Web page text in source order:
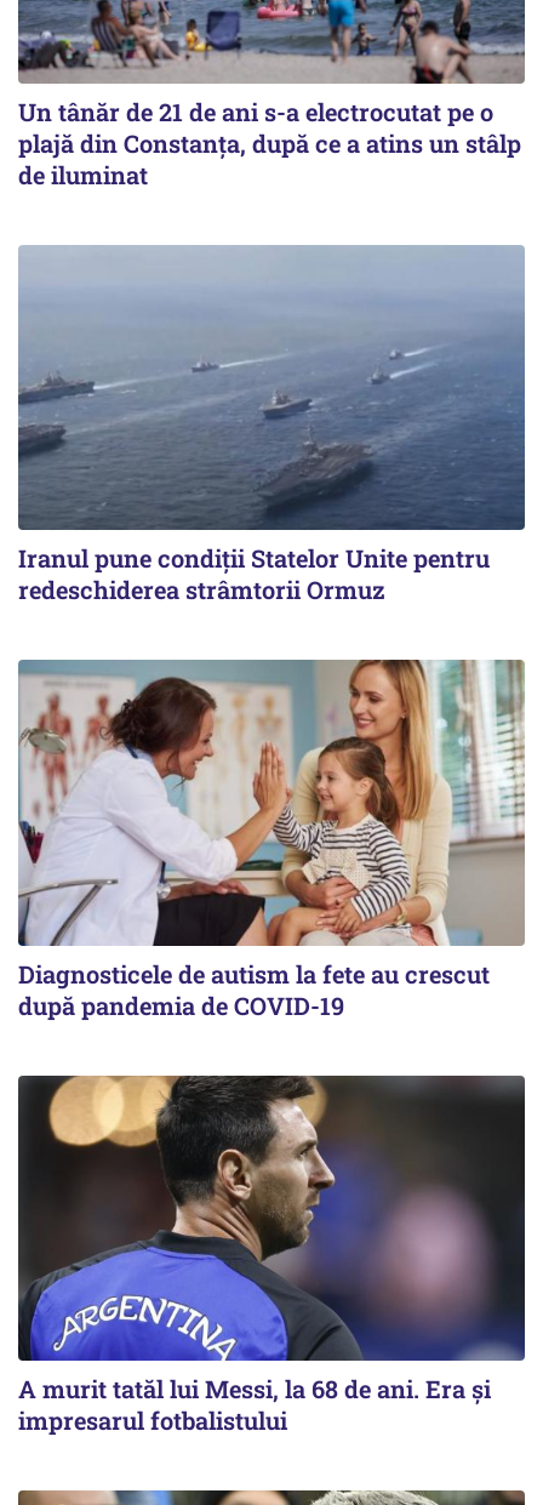
Un tânăr de 21 de ani s-a electrocutat pe o
plajă din Constanța, după ce a atins un stâlp
de iluminat
Iranul pune condiții Statelor Unite pentru
redeschiderea strâmtorii Ormuz
Diagnosticele de autism la fete au crescut
după pandemia de COVID-19
A murit tatăl lui Messi, la 68 de ani. Era și
impresarul fotbalistului